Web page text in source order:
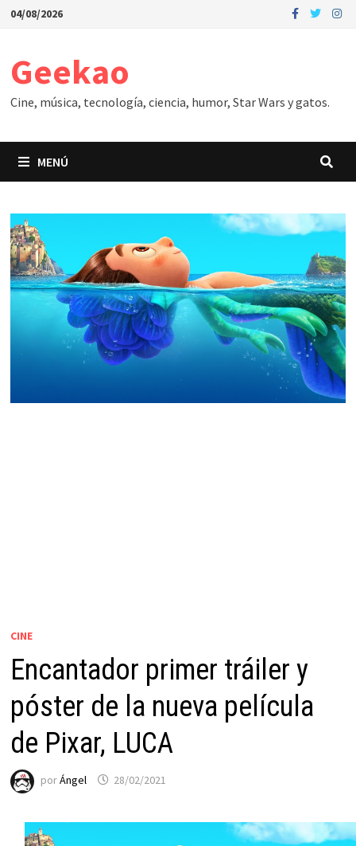
Saltar
04/08/2026
Geekao
Cine, música, tecnología, ciencia, humor, Star Wars y gatos.
MENÚ
CINE
Encantador primer tráiler y
póster de la nueva película
de Pixar, LUCA
porÁngel 28/02/2021